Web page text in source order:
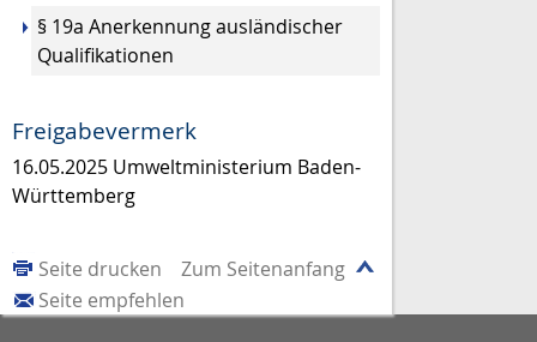
§ 19a Anerkennung ausländischer
Qualifikationen
Freigabevermerk
16.05.2025 Umweltministerium Baden-
Württemberg
Zum Seitenanfang
Seite drucken
Seite empfehlen